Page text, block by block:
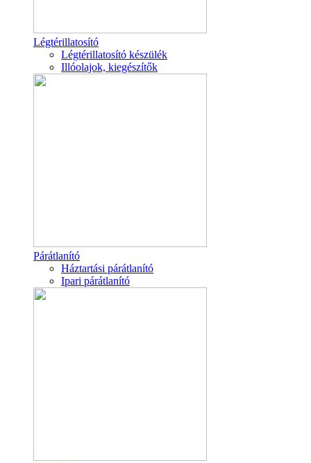
Légtérillatosító
Légtérillatosító készülék
Illóolajok, kiegészítők
Párátlanító
Háztartási párátlanító
Ipari párátlanító